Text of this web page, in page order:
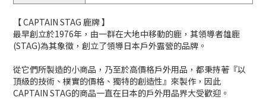
【 CAPTAIN STAG 鹿牌 】
最早創立於1976年，由一群在大地中移動的鹿，其領導者雄鹿
(STAG)為其象徵，創立了領導日本戶外露營的品牌。
從它們所製造的小商品，乃至於高價格戶外用品，都秉持著『以
頂級的技術、樸實的價格、獨特的創造性』來製作，因此
CAPTAIN STAG的商品一直在日本的戶外用品界大受歡迎。